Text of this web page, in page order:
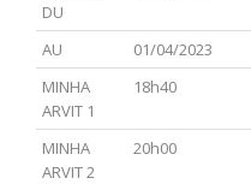
DU
AU 01/04/2023
MINHA
ARVIT 1
18h40
MINHA
ARVIT 2
20h00